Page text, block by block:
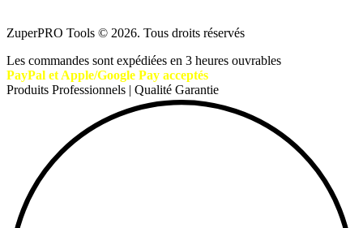
ZuperPRO Tools © 2026. Tous droits réservés
Les commandes sont expédiées en 3 heures ouvrables
PayPal et Apple/Google Pay acceptés
Produits Professionnels | Qualité Garantie